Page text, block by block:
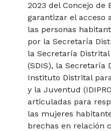
2023 del Concejo de
garantizar el acceso
las personas
por la Secretaría
la Secretaría
(SDIS), la Secretaría
Instituto Distrital
y la Juventud
articuladas para
las mujeres
brechas en relación